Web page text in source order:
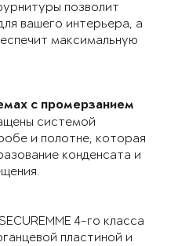
позволит
вашего интерьера, а
максимальную
с промерзанием
системой
и полотне, которая
конденсата и
4-го класса
пластиной и